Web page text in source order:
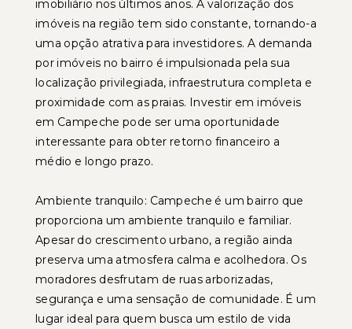
imobiliário nos últimos anos. A valorização dos
imóveis na região tem sido constante, tornando-a
uma opção atrativa para investidores. A demanda
por imóveis no bairro é impulsionada pela sua
localização privilegiada, infraestrutura completa e
proximidade com as praias. Investir em imóveis
em Campeche pode ser uma oportunidade
interessante para obter retorno financeiro a
médio e longo prazo.
Ambiente tranquilo: Campeche é um bairro que
proporciona um ambiente tranquilo e familiar.
Apesar do crescimento urbano, a região ainda
preserva uma atmosfera calma e acolhedora. Os
moradores desfrutam de ruas arborizadas,
segurança e uma sensação de comunidade. É um
lugar ideal para quem busca um estilo de vida